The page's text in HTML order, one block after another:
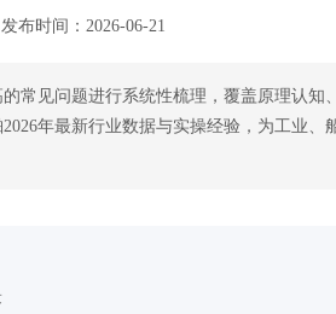
发布时间：2026-06-21
常见问题进行系统性梳理，覆盖原理认知
年最新行业数据与实操经验，为工业、